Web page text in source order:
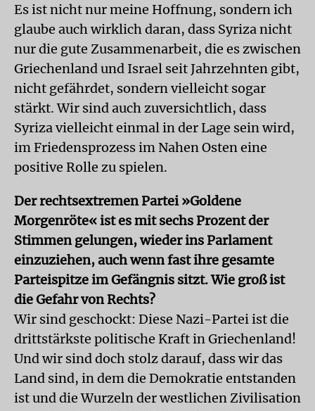
Es ist nicht nur meine Hoffnung, sondern ich
glaube auch wirklich daran, dass Syriza nicht
nur die gute Zusammenarbeit, die es zwischen
Griechenland und Israel seit Jahrzehnten gibt,
nicht gefährdet, sondern vielleicht sogar
stärkt. Wir sind auch zuversichtlich, dass
Syriza vielleicht einmal in der Lage sein wird,
im Friedensprozess im Nahen Osten eine
positive Rolle zu spielen.
Der rechtsextremen Partei »Goldene
Morgenröte« ist es mit sechs Prozent der
Stimmen gelungen, wieder ins Parlament
einzuziehen, auch wenn fast ihre gesamte
Parteispitze im Gefängnis sitzt. Wie groß ist
die Gefahr von Rechts?
Wir sind geschockt: Diese Nazi-Partei ist die
drittstärkste politische Kraft in Griechenland!
Und wir sind doch stolz darauf, dass wir das
Land sind, in dem die Demokratie entstanden
ist und die Wurzeln der westlichen Zivilisation